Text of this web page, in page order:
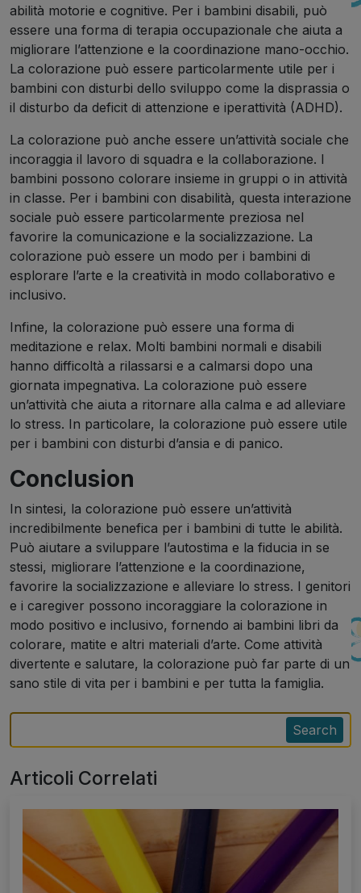
abilità motorie e cognitive. Per i bambini disabili, può
essere una forma di terapia occupazionale che aiuta a
migliorare l’attenzione e la coordinazione mano-occhio.
La colorazione può essere particolarmente utile per i
bambini con disturbi dello sviluppo come la disprassia o
il disturbo da deficit di attenzione e iperattività (ADHD).
La colorazione può anche essere un’attività sociale che
incoraggia il lavoro di squadra e la collaborazione. I
bambini possono colorare insieme in gruppi o in attività
in classe. Per i bambini con disabilità, questa interazione
sociale può essere particolarmente preziosa nel
favorire la comunicazione e la socializzazione. La
colorazione può essere un modo per i bambini di
esplorare l’arte e la creatività in modo collaborativo e
inclusivo.
Infine, la colorazione può essere una forma di
meditazione e relax. Molti bambini normali e disabili
hanno difficoltà a rilassarsi e a calmarsi dopo una
giornata impegnativa. La colorazione può essere
un’attività che aiuta a ritornare alla calma e ad alleviare
lo stress. In particolare, la colorazione può essere utile
per i bambini con disturbi d’ansia e di panico.
Conclusion
In sintesi, la colorazione può essere un’attività
incredibilmente benefica per i bambini di tutte le abilità.
Può aiutare a sviluppare l’autostima e la fiducia in se
stessi, migliorare l’attenzione e la coordinazione,
favorire la socializzazione e alleviare lo stress. I genitori
e i caregiver possono incoraggiare la colorazione in
modo positivo e inclusivo, fornendo ai bambini libri da
colorare, matite e altri materiali d’arte. Come attività
divertente e salutare, la colorazione può far parte di un
sano stile di vita per i bambini e per tutta la famiglia.
Search
Articoli Correlati